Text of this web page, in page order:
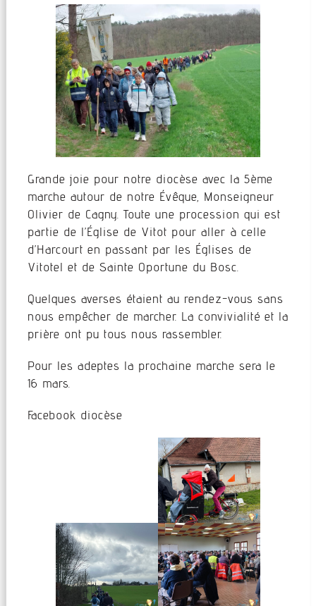
Grande joie pour notre diocèse avec la 5ème
marche autour de notre Évêque, Monseigneur
Olivier de Cagny. Toute une procession qui est
partie de l’Église de Vitot pour aller à celle
d’Harcourt en passant par les Églises de
Vitotel et de Sainte Oportune du Bosc.
Quelques averses étaient au rendez-vous sans
nous empêcher de marcher. La convivialité et la
prière ont pu tous nous rassembler.
Pour les adeptes la prochaine marche sera le
16 mars.
Facebook diocèse